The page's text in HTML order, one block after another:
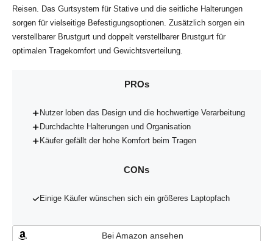
Reisen. Das Gurtsystem für Stative und die seitliche Halterungen
sorgen für vielseitige Befestigungsoptionen. Zusätzlich sorgen ein
verstellbarer Brustgurt und doppelt verstellbarer Brustgurt für
optimalen Tragekomfort und Gewichtsverteilung.
PROs
Nutzer loben das Design und die hochwertige Verarbeitung
Durchdachte Halterungen und Organisation
Käufer gefällt der hohe Komfort beim Tragen
CONs
Einige Käufer wünschen sich ein größeres Laptopfach
Bei Amazon ansehen